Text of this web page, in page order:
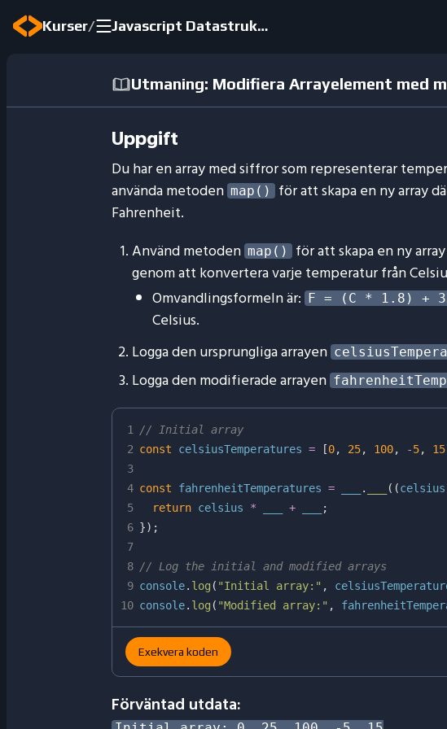
Kurser/ Javascript Datastrukturer
Utmaning: Modifiera Arrayelement med
Uppgift
Du har en array med siffror som representerar
använda metoden map() för att skapa en ny array
Fahrenheit.
Använd metoden map() för att skapa en ny
genom att konvertera varje temperatur från
Omvandlingsformeln är: F = (C * 1.8) +
Celsius.
Logga den ursprungliga arrayen
Logga den modifierade arrayen
1
2
3
4
5
6
7
8
9
10
// Initial array
const celsiusTemperatures = [0, 25, 100, -5, 15
const fahrenheitTemperatures = ___ . ( (celsius
return celsius * + ___
;
}) ;
// Log the initial and modified arrays
console. log ( "Initial array:" ,
console. log ( "Modified array:" ,
Exekvera koden
Förväntad utdata: